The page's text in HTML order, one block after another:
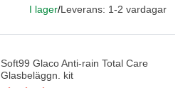
I lager/Leverans: 1-2 vardagar
Soft99 Glaco Anti-rain Total Care
Glasbeläggn. kit